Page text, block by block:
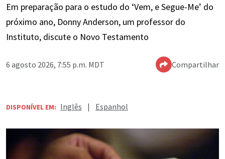
Em preparação para o estudo do ‘Vem, e Segue-Me’ do
próximo ano, Donny Anderson, um professor do
Instituto, discute o Novo Testamento
6 agosto 2026, 7:55 p.m. MDT Compartilhar
DISPONÍVEL EM: Inglês | Espanhol